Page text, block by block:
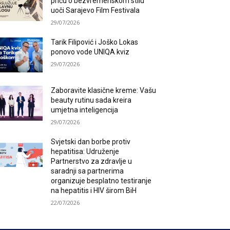
uoči Sarajevo Film Festivala
29/07/2026
Tarik Filipović i Joško Lokas
ponovo vode UNIQA kviz
29/07/2026
Zaboravite klasične kreme: Vašu
beauty rutinu sada kreira
umjetna inteligencija
29/07/2026
Svjetski dan borbe protiv
hepatitisa: Udruženje
Partnerstvo za zdravlje u
saradnji sa partnerima
organizuje besplatno testiranje
na hepatitis i HIV širom BiH
22/07/2026